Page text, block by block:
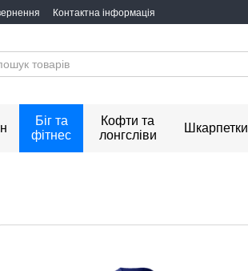
Контактна інформація
Біг та
фітнес
Кофти та
лонгсліви
Шкарпетки